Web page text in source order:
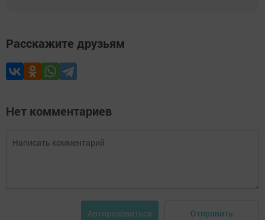
Расскажите друзьям
Нет комментариев
Авторизоваться Отправить